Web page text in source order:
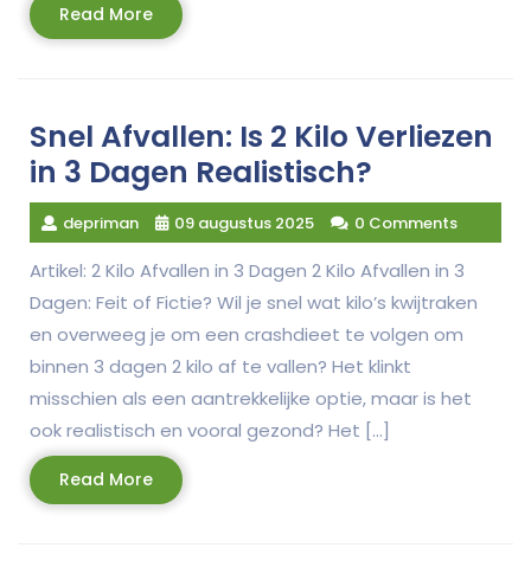
Read MoreRead
More
Snel Afvallen: Is 2 Kilo Verliezen
in 3 Dagen Realistisch?
depriman 09 augustus 2025 0 Comments
Artikel: 2 Kilo Afvallen in 3 Dagen 2 Kilo Afvallen in 3
Dagen: Feit of Fictie? Wil je snel wat kilo’s kwijtraken
en overweeg je om een crashdieet te volgen om
binnen 3 dagen 2 kilo af te vallen? Het klinkt
misschien als een aantrekkelijke optie, maar is het
ook realistisch en vooral gezond? Het […]
Read MoreRead
More